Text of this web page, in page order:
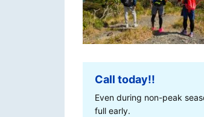
Call today!!
Even during non-peak
full early.